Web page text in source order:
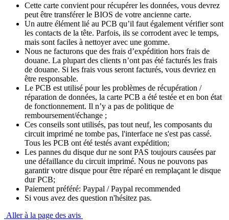
Cette carte convient pour récupérer les données, vous devrez
peut être transférer le BIOS de votre ancienne carte.
Un autre élément lié au PCB qu’il faut également vérifier sont
les contacts de la tête. Parfois, ils se corrodent avec le temps,
mais sont faciles à nettoyer avec une gomme.
Nous ne facturons que des frais d’expédition hors frais de
douane. La plupart des clients n’ont pas été facturés les frais
de douane. Si les frais vous seront facturés, vous devriez en
être responsable.
Le PCB est utilisé pour les problèmes de récupération /
réparation de données, la carte PCB a été testée et en bon état
de fonctionnement. Il n’y a pas de politique de
remboursement/échange ;
Ces conseils sont utilisés, pas tout neuf, les composants du
circuit imprimé ne tombe pas, l'interface ne s'est pas cassé.
Tous les PCB ont été testés avant expédition;
Les pannes du disque dur ne sont PAS toujours causées par
une défaillance du circuit imprimé. Nous ne pouvons pas
garantir votre disque pour être réparé en remplaçant le disque
dur PCB;
Paiement préféré: Paypal / Paypal recommended
Si vous avez des question n'hésitez pas.
Aller à la page des avis